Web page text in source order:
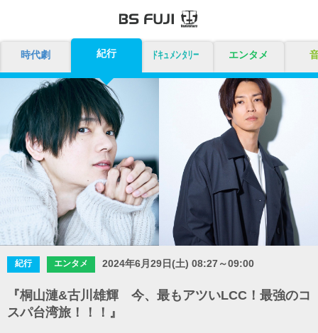
時代劇 紀行 ドキュメンタリー エンタメ
紀行 エンタメ 2024年6月29日(土) 08:27～09:00
『桐山漣&古川雄輝 今、最もアツいLCC！最強のコ
スパ台湾旅！！！』